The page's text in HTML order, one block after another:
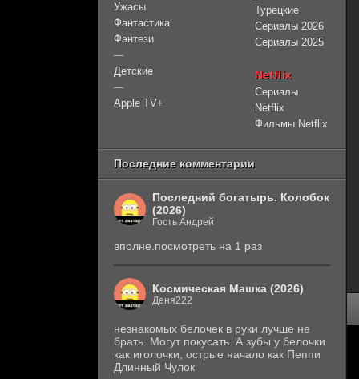
Ужасы
Фантастика
Фэнтези
—
Детские
—
Apple TV+
Турецкие
Сериалы 2026
Сериалы 2025
Netflix
Сериалы
Netflix
Фильмы Netflix
Последние комментарии
Последний богатырь. Колобок
(2026)
Гость Андрей
вполне.посмотреть на 1 раз
Космическая Машка (2026)
Деня222
незнакомых белочек в руки лучше не
брать. Могут покусать. А зубы у белочки
как иголочки, острые начало как Пеппи
Длинный Чулок